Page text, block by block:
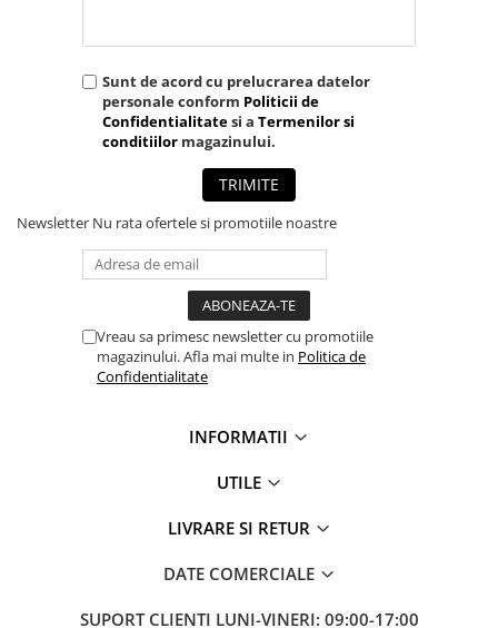
Sunt de acord cu prelucrarea datelor
personale conform Politicii de
Confidentialitatesi a Termenilor si
conditiilor magazinului.
TRIMITE
Newsletter Nu rata ofertele si promotiile noastre
Vreau sa primesc newsletter cu promotiile
magazinului. Afla mai multe in Politica de
Confidentialitate
INFORMATII
UTILE
LIVRARE SI RETUR
DATE COMERCIALE
SUPORT CLIENTI LUNI-VINERI: 09:00-17:00